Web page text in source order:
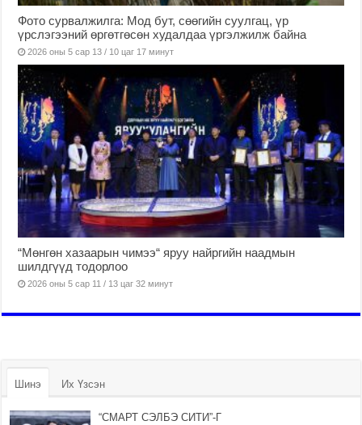
Фото сурвалжилга: Мод бут, сөөгийн суулгац, үр
үрслэгээний өргөтгөсөн худалдаа үргэлжилж байна
2026 оны 5 сар 13 / 10 цаг 17 минут
“Мөнгөн хазаарын чимээ“ яруу найргийн наадмын
шилдгүүд тодорлоо
2026 оны 5 сар 11 / 13 цаг 32 минут
Шинэ Их Үзсэн
“СМАРТ СЭЛБЭ СИТИ”-Г